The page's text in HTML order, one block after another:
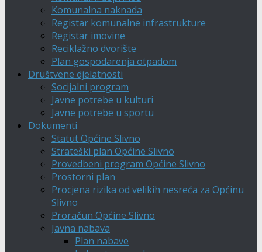
Komunalna naknada
Registar komunalne infrastrukture
Registar imovine
Reciklažno dvorište
Plan gospodarenja otpadom
Društvene djelatnosti
Socijalni program
Javne potrebe u kulturi
Javne potrebe u sportu
Dokumenti
Statut Općine Slivno
Strateški plan Općine Slivno
Provedbeni program Općine Slivno
Prostorni plan
Procjena rizika od velikih nesreća za Općinu
Slivno
Proračun Općine Slivno
Javna nabava
Plan nabave